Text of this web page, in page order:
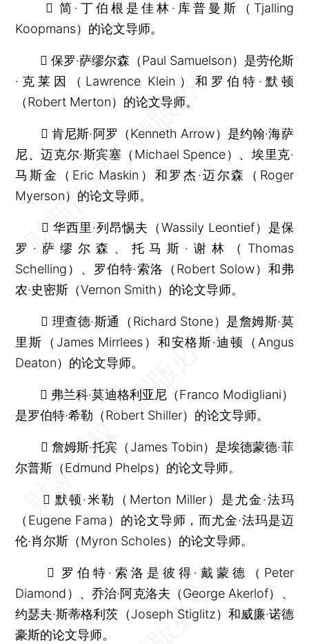
 简·丁伯根是佳林·库普曼斯（Tjalling
Koopmans）的论文导师。
 保罗·萨缪尔森（Paul Samuelson）是劳伦斯
·克莱因（Lawrence Klein）和罗伯特·默顿
（Robert Merton）的论文导师。
 肯尼斯·阿罗（Kenneth Arrow）是约翰·海萨
尼、迈克尔·斯宾塞（Michael Spence）、埃里克·
马斯金（Eric Maskin）和罗杰·迈尔森（Roger
Myerson）的论文导师。
 华西里·列昂惕夫（Wassily Leontief）是保
罗·萨缪尔森、托马斯·谢林（Thomas
Schelling）、罗伯特·索洛（Robert Solow）和弗
农·史密斯（Vernon Smith）的论文导师。
 理查德·斯通（Richard Stone）是詹姆斯·莫
里斯（James Mirrlees）和安格斯·迪顿（Angus
Deaton）的论文导师。
 弗兰科·莫迪格利亚尼（Franco Modigliani）
是罗伯特·希勒（Robert Shiller）的论文导师。
 詹姆斯·托宾（James Tobin）是埃德蒙德·菲
尔普斯（Edmund Phelps）的论文导师。
 默顿·米勒（Merton Miller）是尤金·法玛
（Eugene Fama）的论文导师，而尤金·法玛是迈
伦·肖尔斯（Myron Scholes）的论文导师。
 罗伯特·索洛是彼得·戴蒙德（Peter
Diamond）、乔治·阿克洛夫（George Akerlof）、
约瑟夫·斯蒂格利茨（Joseph Stiglitz）和威廉·诺德
豪斯的论文导师。